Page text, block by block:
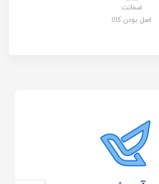
ضمانت
اصل بودن کالا